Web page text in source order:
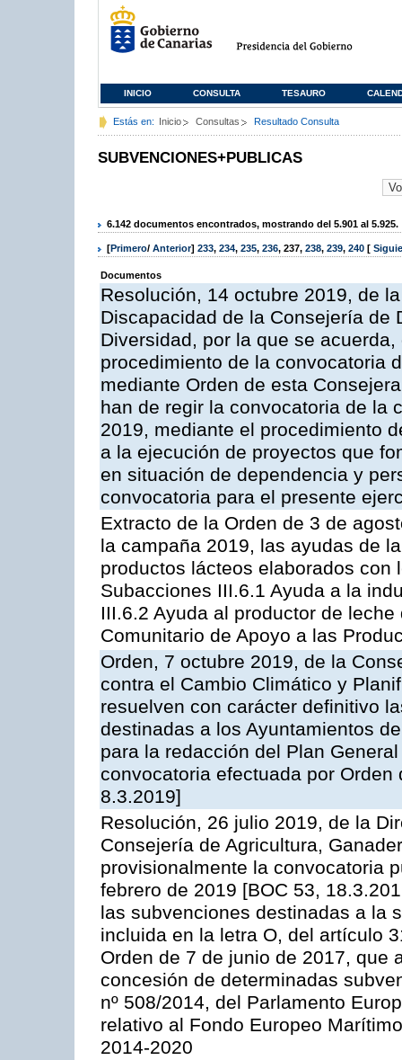
INICIO CONSULTA TESAURO
Estás en: Inicio Consultas Resultado Consulta
SUBVENCIONES+PUBLICAS
6.142 documentos encontrados, mostrando del 5.901 al 5.925.
[Primero/ Anterior] 233, 234, 235, 236, 237, 238, 239, 240 [
Documentos
Resolución, 14 octubre 2019, de
Discapacidad de la Consejería de
Diversidad, por la que se
procedimiento de la convocatoria
mediante Orden de esta
han de regir la convocatoria de la
2019, mediante el procedimiento
a la ejecución de proyectos que
en situación de dependencia y
convocatoria para el presente
Extracto de la Orden de 3 de
la campaña 2019, las ayudas de
productos lácteos elaborados
Subacciones III.6.1 Ayuda a la
III.6.2 Ayuda al productor de
Comunitario de Apoyo a las
Orden, 7 octubre 2019, de la
contra el Cambio Climático y
resuelven con carácter definitivo
destinadas a los Ayuntamientos
para la redacción del Plan
convocatoria efectuada por
8.3.2019]
Resolución, 26 julio 2019, de la
Consejería de Agricultura,
provisionalmente la convocatoria
febrero de 2019 [BOC 53,
las subvenciones destinadas a la
incluida en la letra O, del artículo
Orden de 7 de junio de 2017, que
concesión de determinadas
nº 508/2014, del Parlamento
relativo al Fondo Europeo
2014-2020